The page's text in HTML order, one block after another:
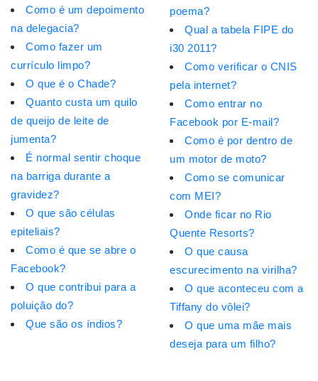
Como é um depoimento
na delegacia?
Como fazer um
currículo limpo?
O que é o Chade?
Quanto custa um quilo
de queijo de leite de
jumenta?
É normal sentir choque
na barriga durante a
gravidez?
O que são células
epiteliais?
Como é que se abre o
Facebook?
O que contribui para a
poluição do?
Que são os índios?
poema?
Qual a tabela FIPE do
i30 2011?
Como verificar o CNIS
pela internet?
Como entrar no
Facebook por E-mail?
Como é por dentro de
um motor de moto?
Como se comunicar
com MEI?
Onde ficar no Rio
Quente Resorts?
O que causa
escurecimento na virilha?
O que aconteceu com a
Tiffany do vôlei?
O que uma mãe mais
deseja para um filho?